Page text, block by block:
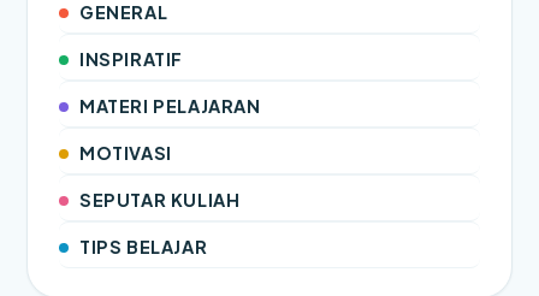
GENERAL
INSPIRATIF
MATERI PELAJARAN
MOTIVASI
SEPUTAR KULIAH
TIPS BELAJAR